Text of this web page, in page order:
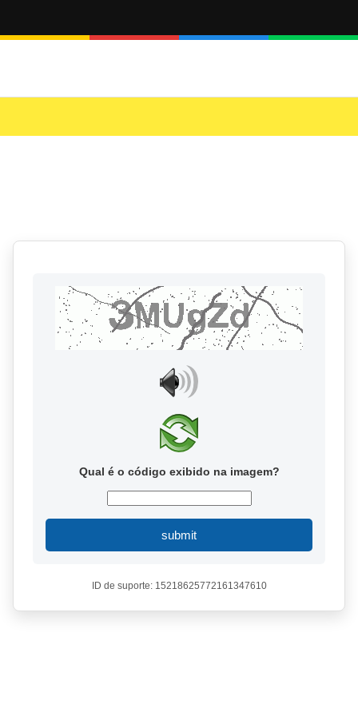
Qual é o código exibido na imagem?
submit
ID de suporte: 15218625772161347610